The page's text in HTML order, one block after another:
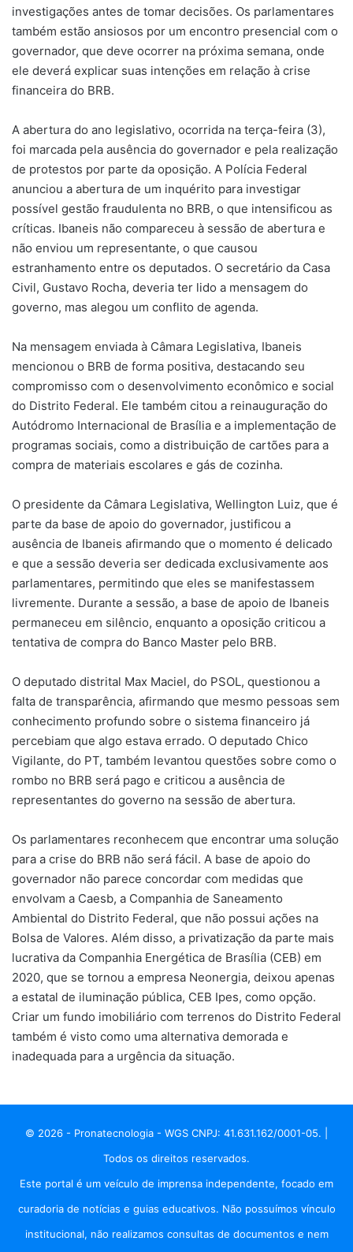
investigações antes de tomar decisões. Os parlamentares
também estão ansiosos por um encontro presencial com o
governador, que deve ocorrer na próxima semana, onde
ele deverá explicar suas intenções em relação à crise
financeira do BRB.
A abertura do ano legislativo, ocorrida na terça-feira (3),
foi marcada pela ausência do governador e pela realização
de protestos por parte da oposição. A Polícia Federal
anunciou a abertura de um inquérito para investigar
possível gestão fraudulenta no BRB, o que intensificou as
críticas. Ibaneis não compareceu à sessão de abertura e
não enviou um representante, o que causou
estranhamento entre os deputados. O secretário da Casa
Civil, Gustavo Rocha, deveria ter lido a mensagem do
governo, mas alegou um conflito de agenda.
Na mensagem enviada à Câmara Legislativa, Ibaneis
mencionou o BRB de forma positiva, destacando seu
compromisso com o desenvolvimento econômico e social
do Distrito Federal. Ele também citou a reinauguração do
Autódromo Internacional de Brasília e a implementação de
programas sociais, como a distribuição de cartões para a
compra de materiais escolares e gás de cozinha.
O presidente da Câmara Legislativa, Wellington Luiz, que é
parte da base de apoio do governador, justificou a
ausência de Ibaneis afirmando que o momento é delicado
e que a sessão deveria ser dedicada exclusivamente aos
parlamentares, permitindo que eles se manifestassem
livremente. Durante a sessão, a base de apoio de Ibaneis
permaneceu em silêncio, enquanto a oposição criticou a
tentativa de compra do Banco Master pelo BRB.
O deputado distrital Max Maciel, do PSOL, questionou a
falta de transparência, afirmando que mesmo pessoas sem
conhecimento profundo sobre o sistema financeiro já
percebiam que algo estava errado. O deputado Chico
Vigilante, do PT, também levantou questões sobre como o
rombo no BRB será pago e criticou a ausência de
representantes do governo na sessão de abertura.
Os parlamentares reconhecem que encontrar uma solução
para a crise do BRB não será fácil. A base de apoio do
governador não parece concordar com medidas que
envolvam a Caesb, a Companhia de Saneamento
Ambiental do Distrito Federal, que não possui ações na
Bolsa de Valores. Além disso, a privatização da parte mais
lucrativa da Companhia Energética de Brasília (CEB) em
2020, que se tornou a empresa Neonergia, deixou apenas
a estatal de iluminação pública, CEB Ipes, como opção.
Criar um fundo imobiliário com terrenos do Distrito Federal
também é visto como uma alternativa demorada e
inadequada para a urgência da situação.
© 2026 - Pronatecnologia - WGS CNPJ: 41.631.162/0001-05. |
Todos os direitos reservados.
Este portal é um veículo de imprensa independente, focado em
curadoria de notícias e guias educativos. Não possuímos vínculo
institucional, não realizamos consultas de documentos e nem